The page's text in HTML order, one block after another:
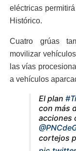
eléctricas
Histórico.
Cuatro grúas
movilizar
las vías
a vehículos
El plan
con más
acciones
cortejos